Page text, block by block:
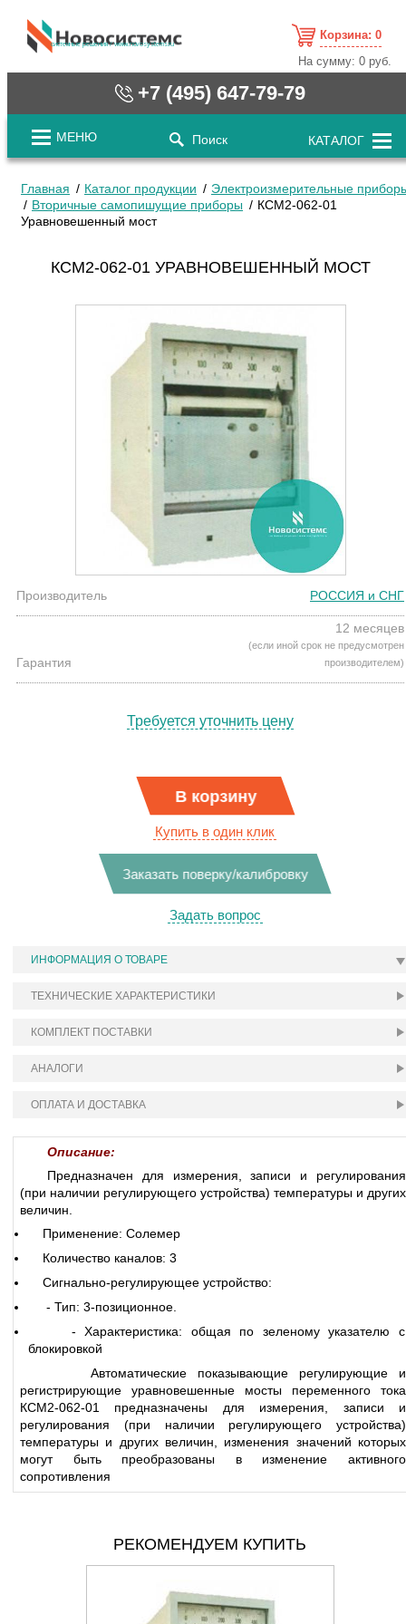
cистемные решения / www.novosystems.ru
Корзина: 0
На сумму:0 руб.
+7 (495) 647-79-79
МЕНЮ Поиск КАТАЛОГ
Главная Каталог продукции
Электроизмерительные
Вторичные самопишущие приборы
КСМ2-062-01
Уравновешенный мост
КСМ2-062-01 УРАВНОВЕШЕННЫЙ МОСТ
Производитель РОССИЯ и СНГ
Гарантия
12 месяцев
(если иной срок не предусмотрен
производителем)
Требуется уточнить цену
В корзину
Купить в один клик
Заказать поверку/калибровку
Задать вопрос
ИНФОРМАЦИЯ О ТОВАРЕ
ТЕХНИЧЕСКИЕ ХАРАКТЕРИСТИКИ
КОМПЛЕКТ ПОСТАВКИ
АНАЛОГИ
ОПЛАТА И ДОСТАВКА
Описание:
Предназначен для измерения, записи и регулирования
(при наличии регулирующего устройства) температуры и других
величин.
Применение: Солемер
Количество каналов: 3
Сигнально-регулирующее устройство:
- Тип: 3-позиционное.
- Характеристика: общая по зеленому указателю с
блокировкой
Автоматические показывающие регулирующие и
регистрирующие уравновешенные мосты переменного тока
КСМ2-062-01 предназначены для измерения, записи и
регулирования (при наличии регулирующего устройства)
температуры и других величин, изменения значений которых
могут быть преобразованы в изменение активного
сопротивления
РЕКОМЕНДУЕМ КУПИТЬ